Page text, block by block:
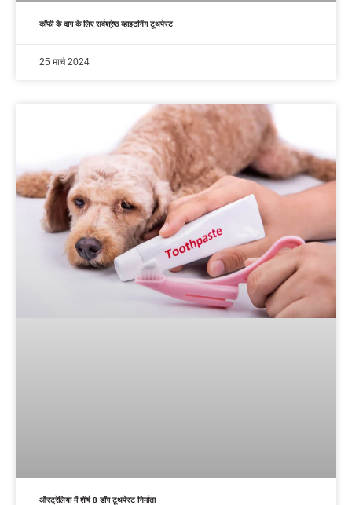
कॉफी के दाग के लिए सर्वश्रेष्ठ व्हाइटनिंग टूथपेस्ट
25 मार्च 2024
ऑस्ट्रेलिया में शीर्ष 8 डॉग टूथपेस्ट निर्माता